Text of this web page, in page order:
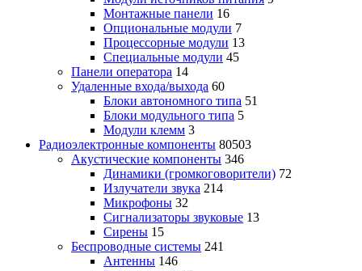
Монтажные панели 16
Опциональные модули 7
Процессорные модули 13
Специальные модули 45
Панели оператора 14
Удаленные входа/выхода 60
Блоки автономного типа 51
Блоки модульного типа 5
Модули клемм 3
Радиоэлектронные компоненты 80503
Акустические компоненты 346
Динамики (громкоговорители) 72
Излучатели звука 214
Микрофоны 32
Сигнализаторы звуковые 13
Сирены 15
Беспроводные системы 241
Антенны 146